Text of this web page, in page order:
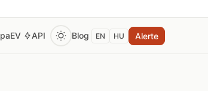
EV API Blog EN HU Alerte